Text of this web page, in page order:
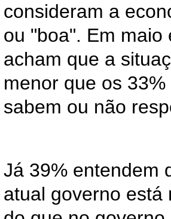
consideram a
ou "boa". Em maio
acham que a
menor que os
sabem ou não
Já 39% entendem
atual governo está